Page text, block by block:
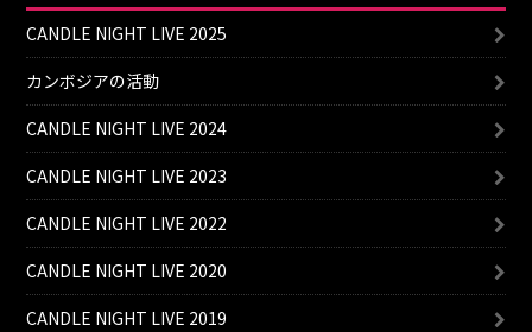
CANDLE NIGHT LIVE 2025
カンボジアの活動
CANDLE NIGHT LIVE 2024
CANDLE NIGHT LIVE 2023
CANDLE NIGHT LIVE 2022
CANDLE NIGHT LIVE 2020
CANDLE NIGHT LIVE 2019